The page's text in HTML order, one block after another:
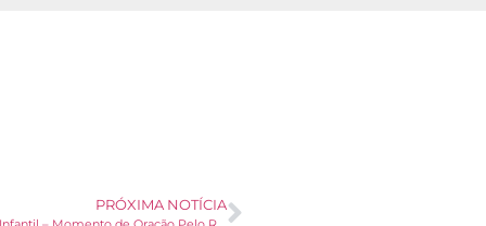
PRÓXIMA NOTÍCIA